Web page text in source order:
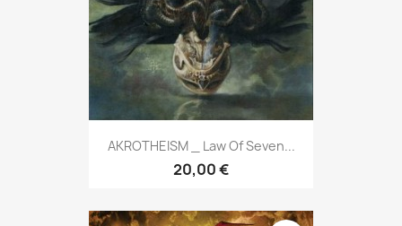
AKROTHEISM _ Law Of Seven...
20,00 €